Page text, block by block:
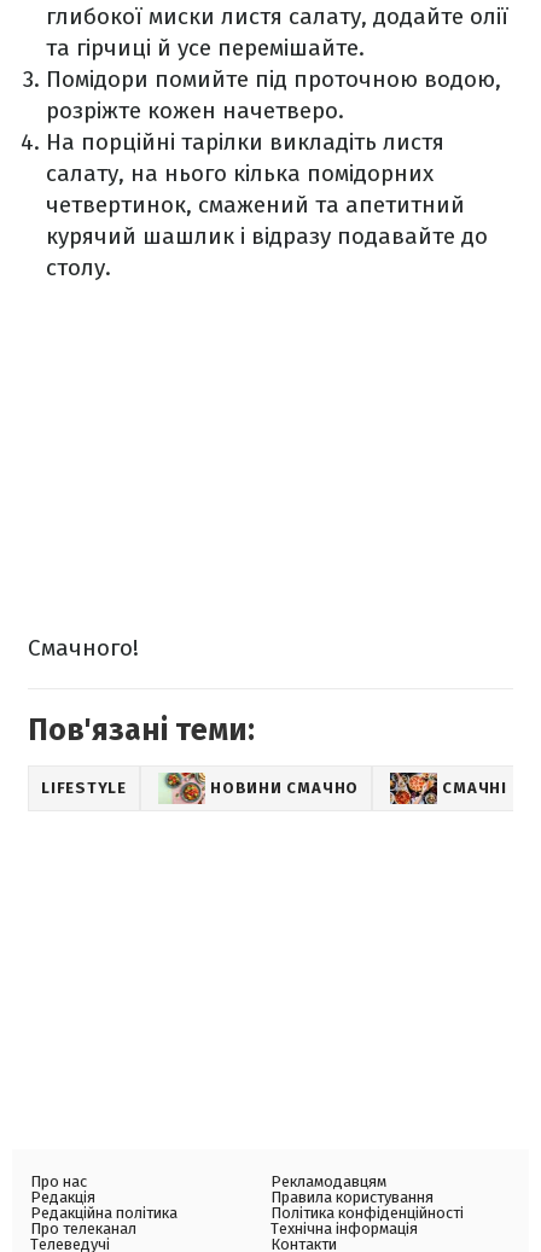
глибокої миски листя салату, додайте олії
та гірчиці й усе перемішайте.
Помідори помийте під проточною водою,
розріжте кожен начетверо.
На порційні тарілки викладіть листя
салату, на нього кілька помідорних
четвертинок, смажений та апетитний
курячий шашлик і відразу подавайте до
столу.
Смачного!
Пов'язані теми:
LIFESTYLE НОВИНИ СМАЧНО СМАЧНІ
Про нас
Редакція
Редакційна політика
Про телеканал
Телеведучі
Рекламодавцям
Правила користування
Політика конфіденційності
Технічна інформація
Контакти